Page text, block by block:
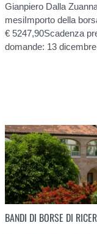
Gianpiero Dalla
mesiImporto della
€ 5247,90Scadenza
domande: 13
BANDI DI BORSE DI